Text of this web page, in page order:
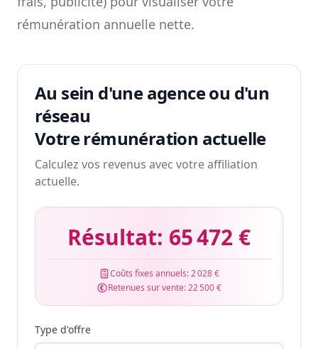
rémunération annuelle nette.
Au sein d'une agence ou d'un
réseau
Votre rémunération actuelle
Calculez vos revenus avec votre affiliation
actuelle.
Résultat: 65 472 €
Coûts fixes annuels:2 028 €
Retenues sur vente:22 500 €
Type d'offre